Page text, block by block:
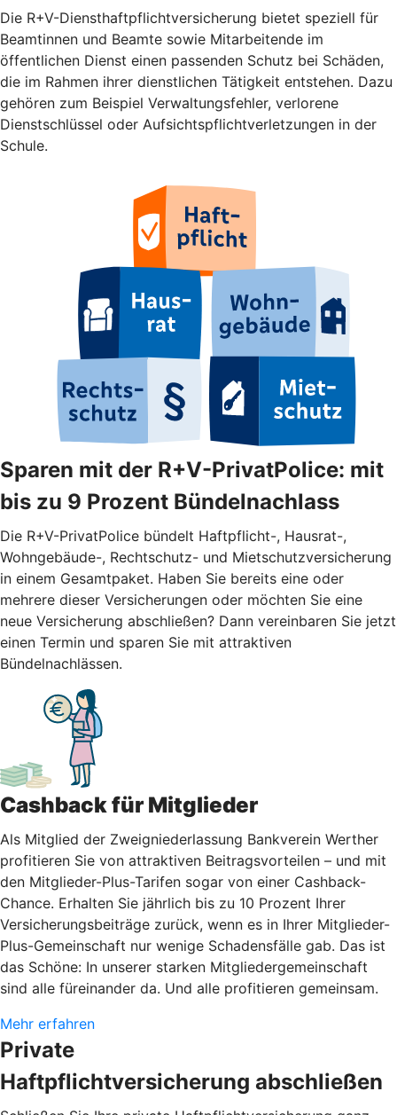
Die R+V-Diensthaftpflichtversicherung bietet speziell für
Beamtinnen und Beamte sowie Mitarbeitende im
öffentlichen Dienst einen passenden Schutz bei Schäden,
die im Rahmen ihrer dienstlichen Tätigkeit entstehen. Dazu
gehören zum Beispiel Verwaltungsfehler, verlorene
Dienstschlüssel oder Aufsichtspflichtverletzungen in der
Schule.
Sparen mit der R+V-PrivatPolice: mit
bis zu 9 Prozent Bündelnachlass
Die R+V-PrivatPolice bündelt Haftpflicht-, Hausrat-,
Wohngebäude-, Rechtschutz- und Mietschutzversicherung
in einem Gesamtpaket. Haben Sie bereits eine oder
mehrere dieser Versicherungen oder möchten Sie eine
neue Versicherung abschließen? Dann vereinbaren Sie jetzt
einen Termin und sparen Sie mit attraktiven
Bündelnachlässen.
Cashback für Mitglieder
Als Mitglied der Zweigniederlassung Bankverein Werther
profitieren Sie von attraktiven Beitragsvorteilen – und mit
den Mitglieder-Plus-Tarifen sogar von einer Cashback-
Chance. Erhalten Sie jährlich bis zu 10 Prozent Ihrer
Versicherungsbeiträge zurück, wenn es in Ihrer Mitglieder-
Plus-Gemeinschaft nur wenige Schadensfälle gab. Das ist
das Schöne: In unserer starken Mitgliedergemeinschaft
sind alle füreinander da. Und alle profitieren gemeinsam.
Mehr erfahren
Private
Haftpflichtversicherung abschließen